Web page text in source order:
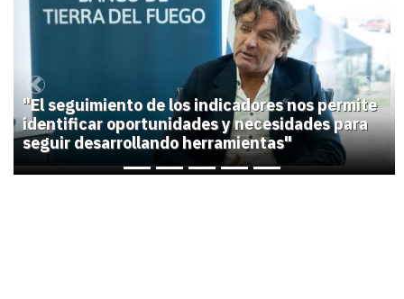
1
"El seguimiento de los indicadores nos permite
identificar oportunidades y necesidades para
seguir desarrollando herramientas"
Previous Next